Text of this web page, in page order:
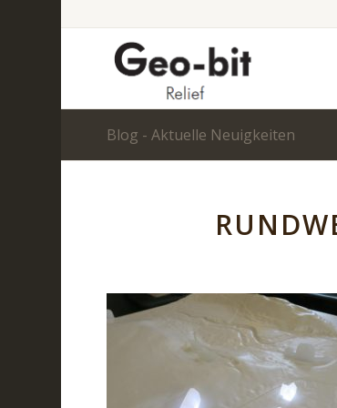
Blog - Aktuelle Neuigkeiten